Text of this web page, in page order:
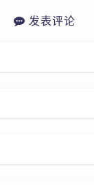
发表评论